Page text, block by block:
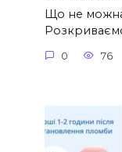
Що не можна
0 76